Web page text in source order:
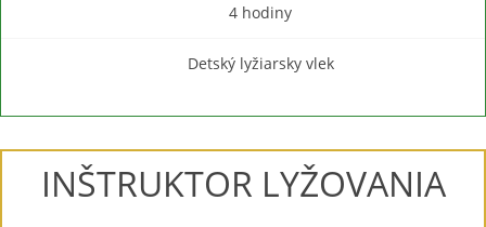
4 hodiny
Detský lyžiarsky vlek
INŠTRUKTOR LYŽOVANIA